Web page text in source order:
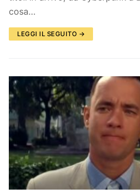
cosa…
LEGGI IL SEGUITO →